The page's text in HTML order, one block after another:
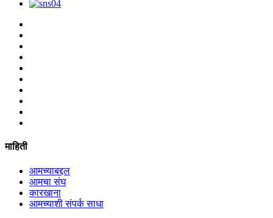
माहिती
आमच्याबद्दल
आमचा संघ
कारखाना
आमच्याशी संपर्क साधा